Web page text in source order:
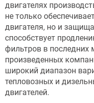
двигателях
не только
двигателя, но и
способствует
фильтров в последних
произведенных
широкий диапазон
тепловозных и
двигателей.